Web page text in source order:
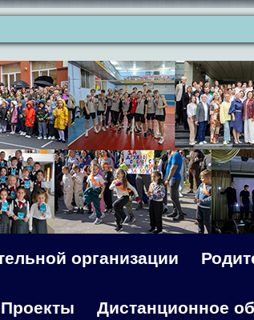
организации
Проекты Дистанционное